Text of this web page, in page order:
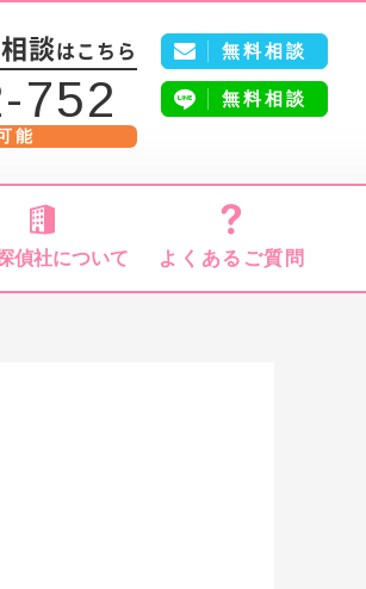
談はこちら
752
能
無料相談
無料相談
偵社について よくあるご質問